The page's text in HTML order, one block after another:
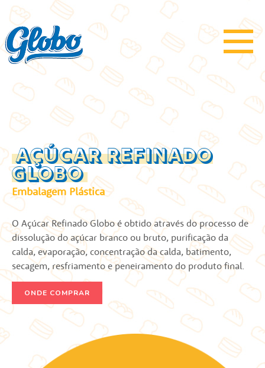
AÇÚCAR REFINADO
GLOBO
Embalagem Plástica
O Açúcar Refinado Globo é obtido através do processo de
dissolução do açúcar branco ou bruto, purificação da
calda, evaporação, concentração da calda, batimento,
secagem, resfriamento e peneiramento do produto final.
ONDE COMPRAR